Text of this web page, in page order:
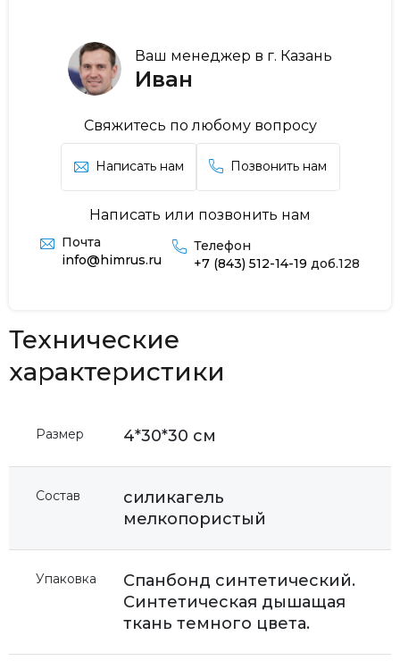
Ваш менеджер в г. Казань
Иван
Свяжитесь по любому вопросу
Написать нам Позвонить нам
Написать или позвонить нам
Почта
info@himrus.ru
Телефон
+7 (843) 512-14-19 доб.128
Технические
характеристики
Размер 4*30*30 см
Состав
силикагель
мелкопористый
Упаковка
Спанбонд синтетический.
Синтетическая дышащая
ткань темного цвета.